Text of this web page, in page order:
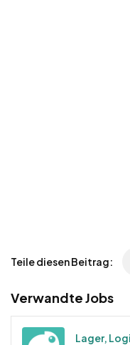
Teile diesen Beitrag:
Verwandte Jobs
Lager,